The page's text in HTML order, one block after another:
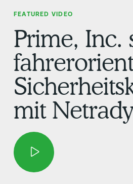
FEATURED VIDEO
Prime, Inc.
mit